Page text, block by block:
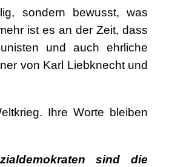
sondern bewusst, was
ist es an der Zeit, dass
und auch ehrliche
von Karl Liebknecht und
Ihre Worte bleiben
sind die